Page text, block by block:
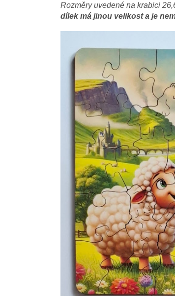
Rozměry uvedené na krabici
dílek má jinou velikost a je